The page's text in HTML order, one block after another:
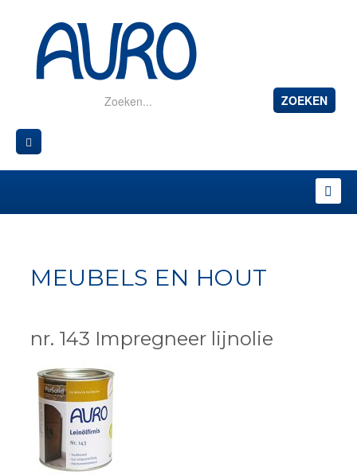
ZOEKEN
MEUBELS EN HOUT
nr. 143 Impregneer lijnolie